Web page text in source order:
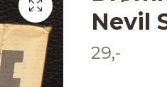
Nevil
29,-